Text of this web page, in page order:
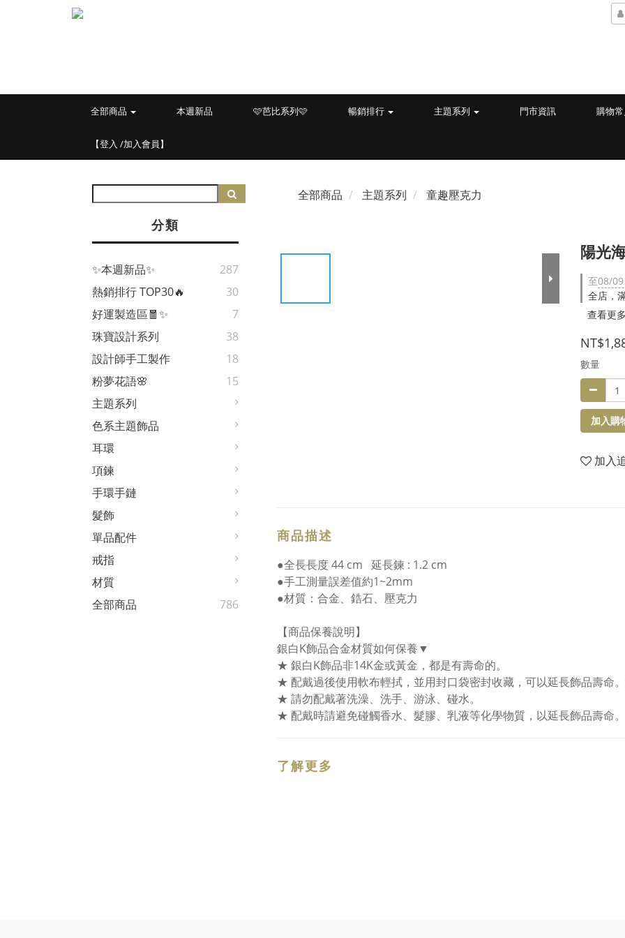
全部商品 本週新品 🩷芭比系列🩷 暢銷排行 主題系列 門市資訊 購物
【登入 /加入會員】
分類
✨本週新品✨
287
熱銷排行 TOP30🔥
30
好運製造區🧧✨
7
珠寶設計系列
38
設計師手工製作
18
粉夢花語🌸
15
主題系列
色系主題飾品
耳環
項鍊
手環手鏈
髮飾
單品配件
戒指
材質
全部商品
786
全部商品 主題系列 童趣壓克力
陽光
至08/
全店，
查看更多
數量
加入購
加入
商品描述
●全長長度 44 cm 延長鍊 : 1.2 cm
●手工測量誤差值約1~2mm
●材質：合金、鋯石、 壓克力
【商品保養說明】
銀白K飾品合金材質如何保養▼
★ 銀白K飾品非14K金或黃金，都是有壽命的。
★ 配戴過後使用軟布輕拭，並用封口袋密封收藏，可以延長飾品壽命
★ 請勿配戴著洗澡、洗手、游泳、碰水。
★ 配戴時請避免碰觸香水、髮膠、乳液等化學物質，以延長飾品壽命。
了解更多